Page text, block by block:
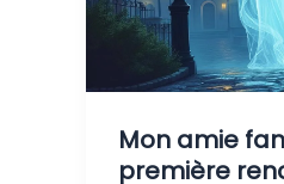
Mon amie
première